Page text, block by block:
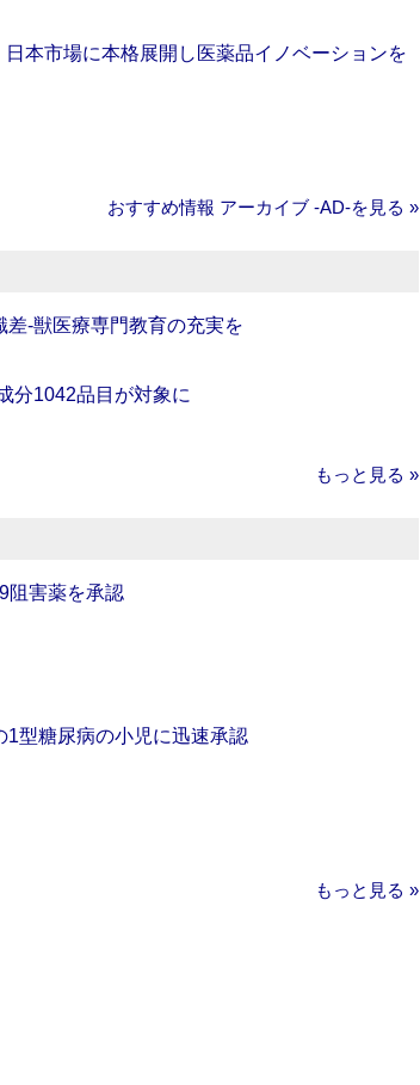
本市場に本格展開し医薬品イノベーションを
おすすめ情報 アーカイブ ‐AD‐を見る »
差‐獣医療専門教育の充実を
分1042品目が対象に
もっと見る »
阻害薬を承認
型糖尿病の小児に迅速承認
もっと見る »